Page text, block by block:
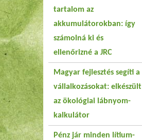
tartalom az
akkumulátorokban: így
számolná ki és
ellenőrizné a JRC
Magyar fejlesztés segíti a
vállalkozásokat: elkészült
az ökológiai lábnyom-
kalkulátor
Pénz jár minden lítium-